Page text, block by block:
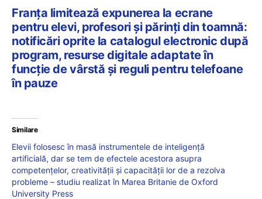
Franța limitează expunerea la ecrane
pentru elevi, profesori și părinți din toamnă:
notificări oprite la catalogul electronic după
program, resurse digitale adaptate în
funcție de vârstă și reguli pentru telefoane
în pauze
Similare
Elevii folosesc în masă instrumentele de inteligență
artificială, dar se tem de efectele acestora asupra
competențelor, creativității și capacității lor de a rezolva
probleme – studiu realizat în Marea Britanie de Oxford
University Press